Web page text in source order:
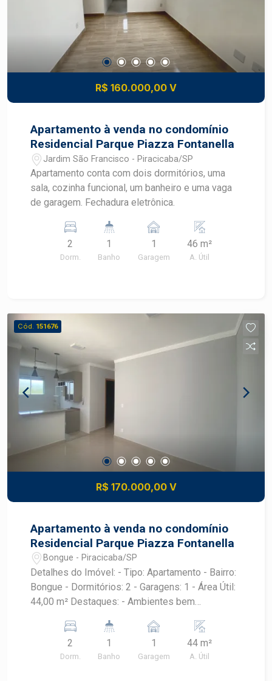
R$ 160.000,00 V
Apartamento à venda no condomínio
Residencial Parque Piazza Fontanella
Jardim São Francisco - Piracicaba/SP
Apartamento conta com dois dormitórios, uma
sala, cozinha funcional, um banheiro e uma vaga
de garagem. Fechadura eletrônica.
2
Dorm.
1
Banho
1
Garagem
46 m²
A. Útil
Cód. 151676
R$ 170.000,00 V
Apartamento à venda no condomínio
Residencial Parque Piazza Fontanella
Bongue - Piracicaba/SP
Detalhes do Imóvel: - Tipo: Apartamento - Bairro:
Bongue - Dormitórios: 2 - Garagens: 1 - Área Útil:
44,00 m² Destaques: - Ambientes bem
atmosfera acolhedora. - Acomodações práticas e
funcionais, perfeitas para famílias pequenas ou
para quem deseja um espaço aconchegante. -
2
Dorm.
1
Banho
1
Garagem
44 m²
A. Útil